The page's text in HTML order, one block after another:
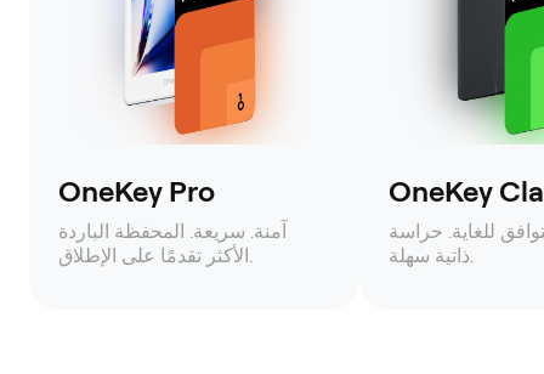
OneKey Pro
آمنة. سريعة. المحفظة الباردة
OneKey
للغاية. حراسة